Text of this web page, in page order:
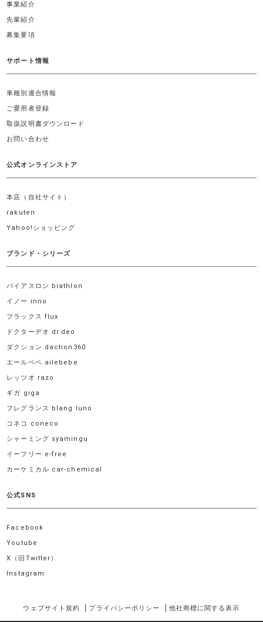
事業紹介
先輩紹介
募集要項
サポート情報
車種別適合情報
ご愛用者登録
取扱説明書ダウンロード
お問い合わせ
公式オンラインストア
本店（自社サイト）
rakuten
Yahoo!ショッピング
ブランド・シリーズ
バイアスロン biathlon
イノー inno
フラックス flux
ドクターデオ dr.deo
ダクション daction360
エールベベ ailebebe
レッツオ razo
ギガ giga
フレグランス blang luno
コネコ coneco
シャーミング syamingu
イーフリー e-free
カーケミカル car-chemical
公式SNS
Facebook
Youtube
X（旧Twitter）
Instagram
ウェブサイト規約 プライバシーポリシー 他社商標に関する表示